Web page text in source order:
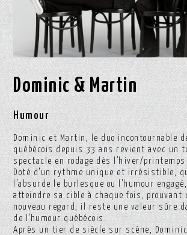
Dominic & Martin
Humour
Dominic et Martin, le duo incontournable
québécois depuis 33 ans revient avec un
spectacle en rodage dès l’hiver/printemps
Doté d’un rythme unique et irrésistible,
l’absurde le burlesque ou l’humour
atteindre sa cible à chaque fois, prouvant
nouveau regard, il reste une valeur sûre
de l’humour québécois.
Après un tier de siècle sur scène,